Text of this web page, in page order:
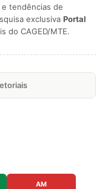
tendências de
exclusiva Portal
do CAGED/MTE.
AM